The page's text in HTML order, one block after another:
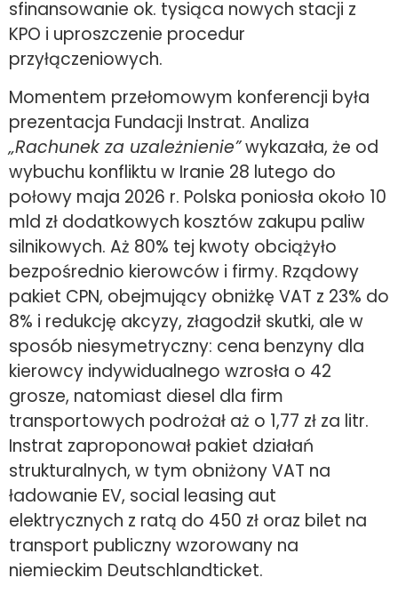
sfinansowanie ok. tysiąca nowych stacji z
KPO i uproszczenie procedur
przyłączeniowych.
Momentem przełomowym konferencji była
prezentacja Fundacji Instrat. Analiza
„Rachunek za uzależnienie”wykazała, że od
wybuchu konfliktu w Iranie 28 lutego do
połowy maja 2026 r. Polska poniosła około 10
mld zł dodatkowych kosztów zakupu paliw
silnikowych. Aż 80% tej kwoty obciążyło
bezpośrednio kierowców i firmy. Rządowy
pakiet CPN, obejmujący obniżkę VAT z 23% do
8% i redukcję akcyzy, złagodził skutki, ale w
sposób niesymetryczny: cena benzyny dla
kierowcy indywidualnego wzrosła o 42
grosze, natomiast diesel dla firm
transportowych podrożał aż o 1,77 zł za litr.
Instrat zaproponował pakiet działań
strukturalnych, w tym obniżony VAT na
ładowanie EV, social leasing aut
elektrycznych z ratą do 450 zł oraz bilet na
transport publiczny wzorowany na
niemieckim Deutschlandticket.